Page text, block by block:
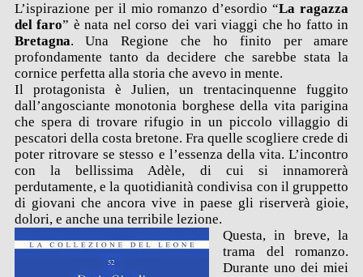
L’ispirazione per il mio romanzo d’esordio “La ragazza
del faro” è nata nel corso dei vari viaggi che ho fatto in
Bretagna. Una Regione che ho finito per amare
profondamente tanto da decidere che sarebbe stata la
cornice perfetta alla storia che avevo in mente.
Il protagonista è Julien, un trentacinquenne fuggito
dall’angosciante monotonia borghese della vita parigina
che spera di trovare rifugio in un piccolo villaggio di
pescatori della costa bretone. Fra quelle scogliere crede di
poter ritrovare se stesso e l’essenza della vita. L’incontro
con la bellissima Adèle, di cui si innamorerà
perdutamente, e la quotidianità condivisa con il gruppetto
di giovani che ancora vive in paese gli riserverà gioie,
dolori, e anche una terribile lezione.
Questa, in breve, la
trama del romanzo.
Durante uno dei miei